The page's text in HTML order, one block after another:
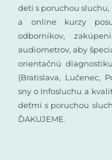
deti s poruchou
a online kurzy
odborníkov,
audiometrov, aby
orientačnú
(Bratislava, Lučenec,
sny o Infosluchu a
deťmi s poruchou
ĎAKUJEME.